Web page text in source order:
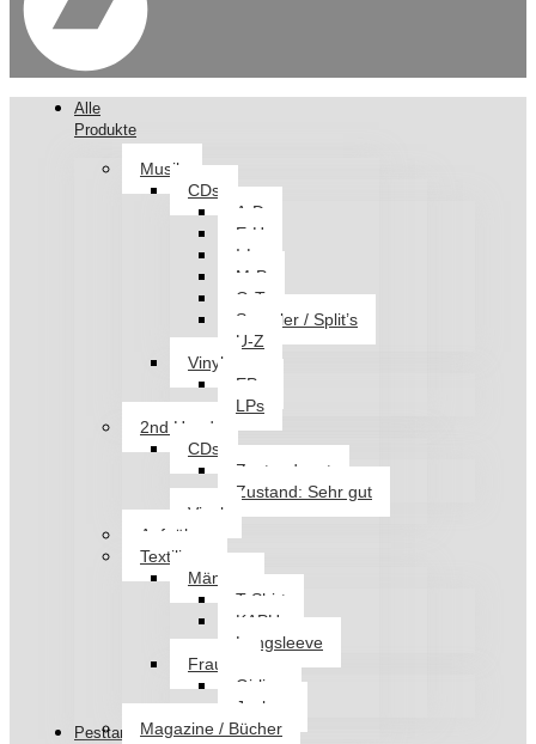
Alle
Produkte
Musik
CDs
A-D
E-H
I-L
M-P
Q-T
Sampler / Split’s
U-Z
Vinyl
EPs
LPs
2nd Hand
CDs
Zustand: gut
Zustand: Sehr gut
Vinyl
Aufnäher
Textilien
Männer
T-Shirt
KAPU
Longsleeve
Frauen
Girlies
Jacken
Magazine / Bücher
Pesttanz